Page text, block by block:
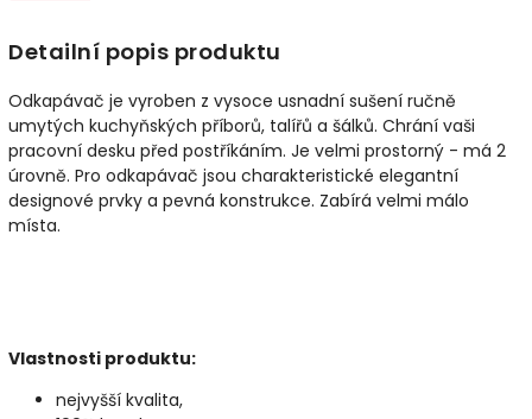
Detailní popis produktu
Odkapávač je vyroben z vysoce usnadní sušení ručně
umytých kuchyňských příborů, talířů a šálků. Chrání vaši
pracovní desku před postříkáním. Je velmi prostorný - má 2
úrovně. Pro odkapávač jsou charakteristické elegantní
designové prvky a pevná konstrukce. Zabírá velmi málo
místa.
Vlastnosti produktu:
nejvyšší kvalita,